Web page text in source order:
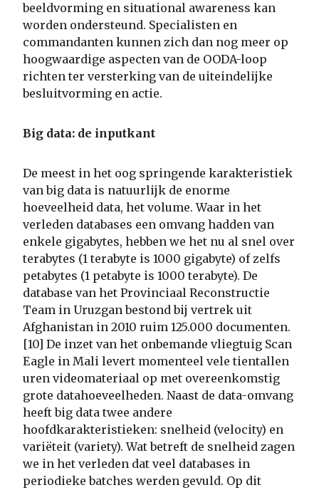
beeldvorming en situational awareness kan
worden ondersteund. Specialisten en
commandanten kunnen zich dan nog meer op
hoogwaardige aspecten van de OODA-loop
richten ter versterking van de uiteindelijke
besluitvorming en actie.
Big data: de inputkant
De meest in het oog springende karakteristiek
van big data is natuurlijk de enorme
hoeveelheid data, het volume. Waar in het
verleden databases een omvang hadden van
enkele gigabytes, hebben we het nu al snel over
terabytes (1 terabyte is 1000 gigabyte) of zelfs
petabytes (1 petabyte is 1000 terabyte). De
database van het Provinciaal Reconstructie
Team in Uruzgan bestond bij vertrek uit
Afghanistan in 2010 ruim 125.000 documenten.
[10] De inzet van het onbemande vliegtuig Scan
Eagle in Mali levert momenteel vele tientallen
uren videomateriaal op met overeenkomstig
grote datahoeveelheden. Naast de data-omvang
heeft big data twee andere
hoofdkarakteristieken: snelheid (velocity) en
variëteit (variety). Wat betreft de snelheid zagen
we in het verleden dat veel databases in
periodieke batches werden gevuld. Op dit